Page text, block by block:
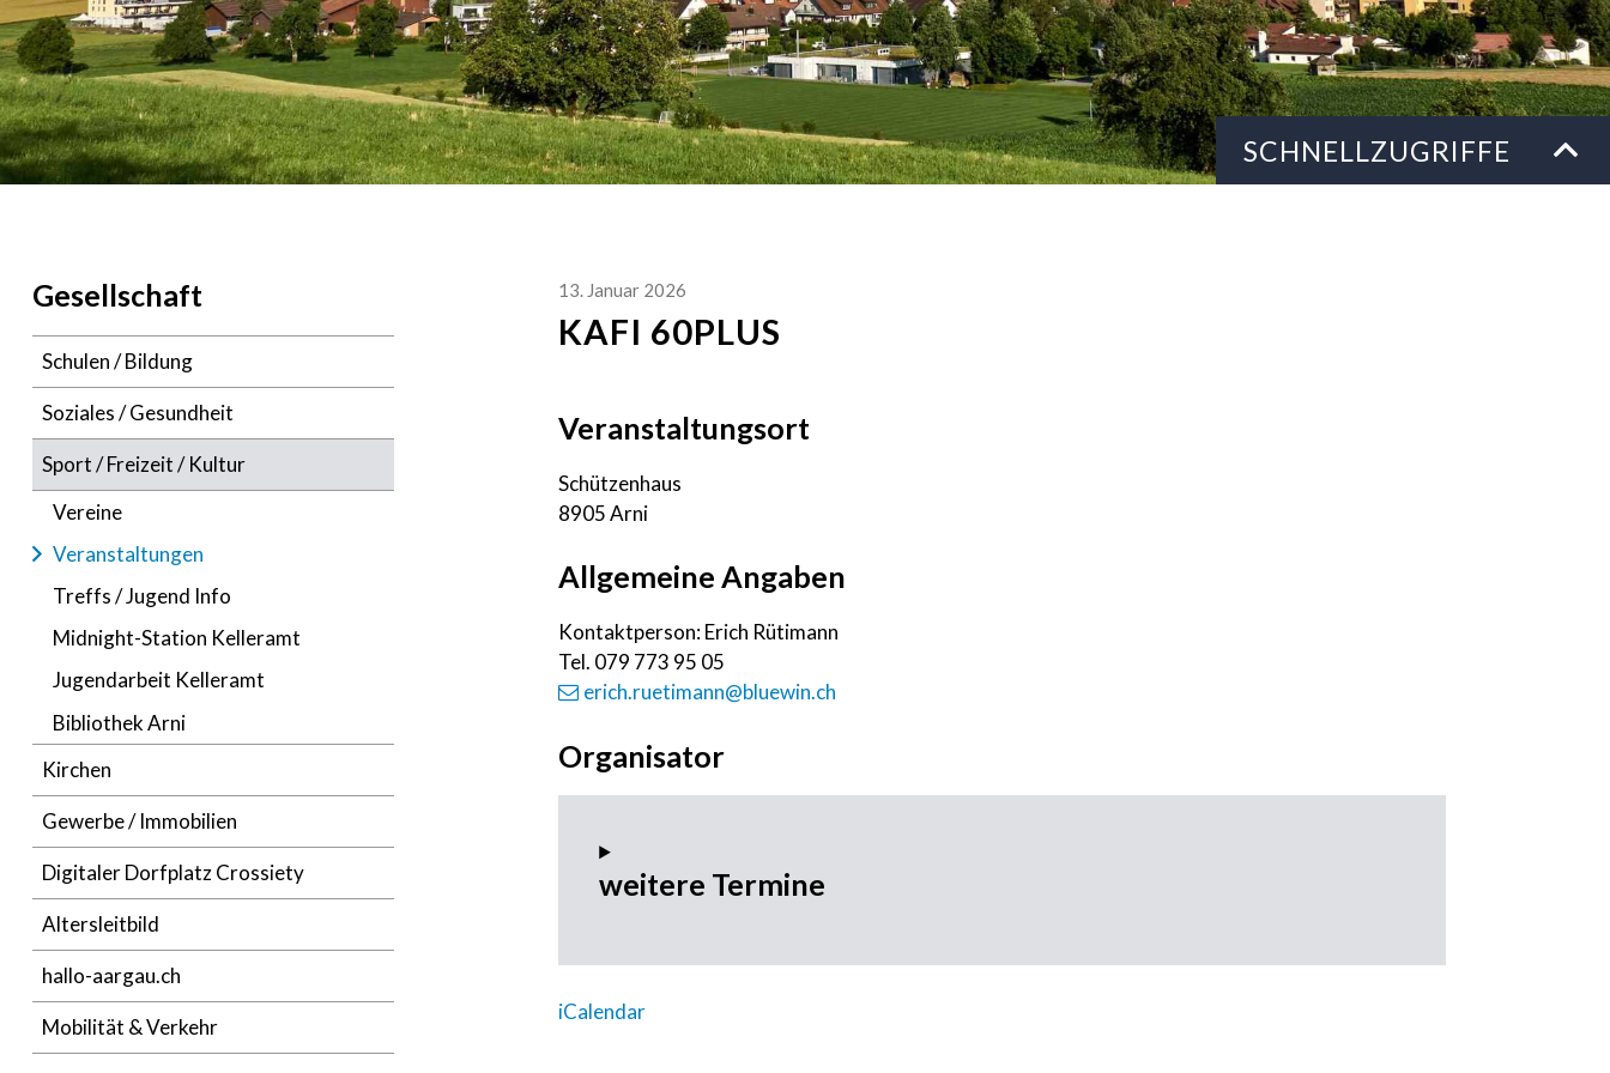
Schnellzugriffe
SCHNELLZUGRIFFE
Navigation
Gesellschaft
Schulen / Bildung
Soziales / Gesundheit
Sport / Freizeit / Kultur
Vereine
Veranstaltungen
Treffs / Jugend Info
Midnight-Station Kelleramt
Jugendarbeit Kelleramt
Bibliothek Arni
Kirchen
Gewerbe / Immobilien
Digitaler Dorfplatz Crossiety
Altersleitbild
hallo-aargau.ch
Mobilität & Verkehr
KAFI 60PLUS
13. Januar 2026
Veranstaltungsort
Schützenhaus
8905 Arni
Allgemeine Angaben
Kontaktperson: Erich Rütimann
Tel. 079 773 95 05
erich.ruetimann@bluewin.ch
Organisator
weitere Termine
iCalendar